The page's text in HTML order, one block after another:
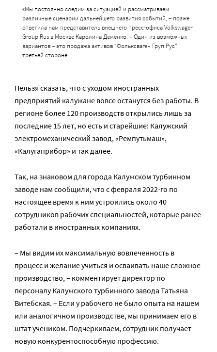
«Мы постоянно следим за ситуацией и рассматриваем
различные сценарии дальнейшего развития событий, – позже
ответила нам представитель внешнего пресс-офиса Volkswagen
Group Rus в Москве Каролина Деменко. – Один из возможных
вариантов – это продажа активов “Фольксваген Груп Рус”
третьей стороне
Нельзя сказать, что с уходом иностранных
предприятий калужане вовсе останутся без работы. В
регионе более 120 производств открылись лишь за
последние 15 лет, но есть и старейшие: Калужский
электромеханический завод, «Ремпутьмаш»,
«Калугаприбор» и так далее.
Так, на знаковом для города Калужском турбинном
заводе нам сообщили, что с февраля 2022-го по
настоящее время к ним устроились около 40
сотрудников рабочих специальностей, которые ранее
работали в иностранных компаниях.
– Мы видим их максимальную вовлеченность в
процесс и желание учиться и осваивать наше сложное
производство, – комментирует директор по
персоналу Калужского турбинного завода Татьяна
Витебская. – Если у рабочего не было опыта на нашем
или аналогичном производстве, мы принимаем его в
штат учеником. Подчеркиваем, сотрудник получает
новую конкурентоспособную профессию.